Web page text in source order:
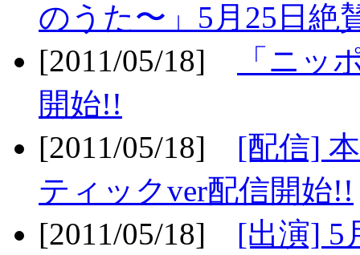
のうた〜」5月25日絶
[2011/05/18]
「ニッ
開始!!
[2011/05/18] [配信]
ティックver配信開始!!
[2011/05/18] [出演] 5